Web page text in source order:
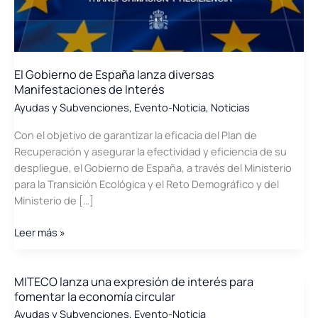
actuación
en
redes
almacenamiento
energético
y
El Gobierno de España lanza diversas
Manifestaciones de Interés
Ayudas y Subvenciones, Evento-Noticia, Noticias
Con el objetivo de garantizar la eficacia del Plan de
Recuperación y asegurar la efectividad y eficiencia de su
despliegue, el Gobierno de España, a través del Ministerio
para la Transición Ecológica y el Reto Demográfico y del
Ministerio de […]
El
España
lanza
diversas
Leer más »
MITECO lanza una expresión de interés para
fomentar la economía circular
Ayudas y Subvenciones, Evento-Noticia